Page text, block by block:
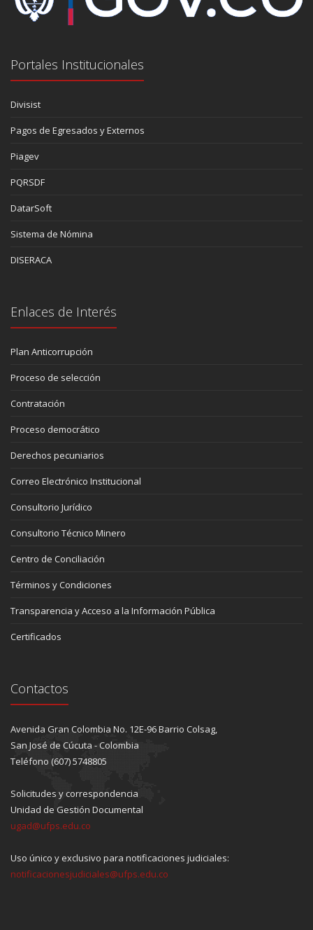
Portales Institucionales
Divisist
Pagos de Egresados y Externos
Piagev
PQRSDF
DatarSoft
Sistema de Nómina
DISERACA
Enlaces de Interés
Plan Anticorrupción
Proceso de selección
Contratación
Proceso democrático
Derechos pecuniarios
Correo Electrónico Institucional
Consultorio Jurídico
Consultorio Técnico Minero
Centro de Conciliación
Términos y Condiciones
Transparencia y Acceso a la Información Pública
Certificados
Contactos
Avenida Gran Colombia No. 12E-96 Barrio Colsag,
San José de Cúcuta - Colombia
Teléfono (607) 5748805
Solicitudes y correspondencia
Unidad de Gestión Documental
ugad@ufps.edu.co
Uso único y exclusivo para notificaciones judiciales:
notificacionesjudiciales@ufps.edu.co